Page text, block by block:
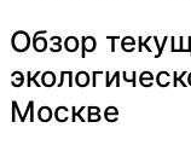
Обзор
Москве